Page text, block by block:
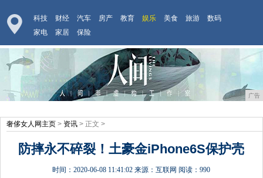
科技 财经 汽车 房产 教育 娱乐 美食 旅游
数码
家电
家居 保险
广告
奢侈女人网主页 > 资讯 > 正文 >
防摔永不碎裂！土豪金iPhone6S保护壳
时间：2020-06-08 11:41:02 来源：互联网 阅读：990